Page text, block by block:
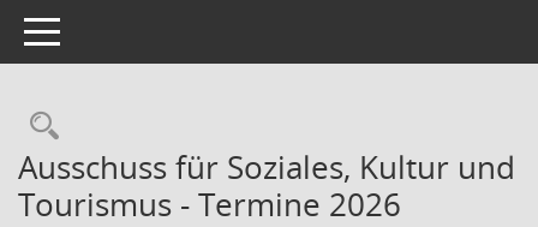
Toggle navigation
Rechercheauswahl
Ausschuss für Soziales, Kultur und
Tourismus - Termine 2026